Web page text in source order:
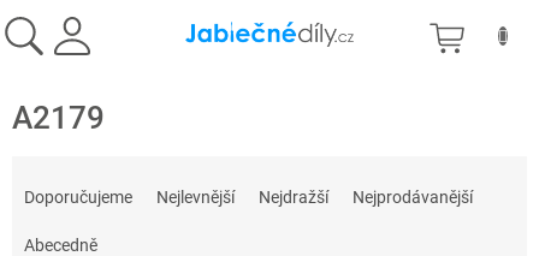
na
obsah
A2179
Doporučujeme Nejlevnější Nejdražší Nejprodávanější
Abecedně